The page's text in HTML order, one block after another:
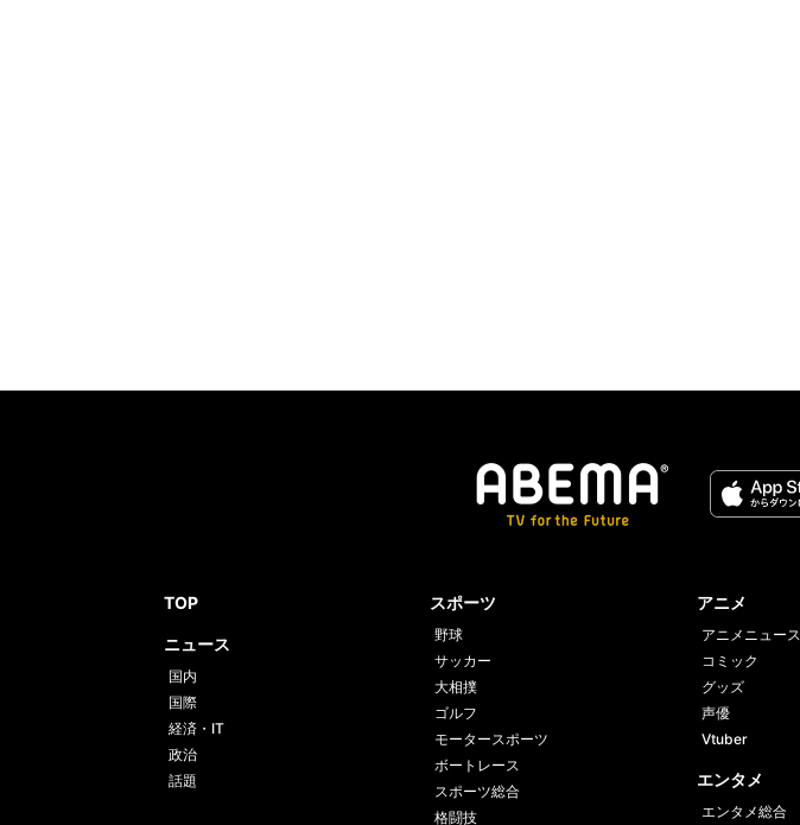
TOP
ニュース
国内
国際
経済・IT
政治
話題
スポーツ
野球
サッカー
大相撲
ゴルフ
モータースポーツ
ボートレース
スポーツ総合
格闘技
アニメ
アニメニュース
コミック
グッズ
声優
Vtuber
エンタメ
エンタメ総合